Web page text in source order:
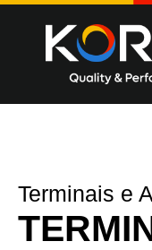
Terminais e